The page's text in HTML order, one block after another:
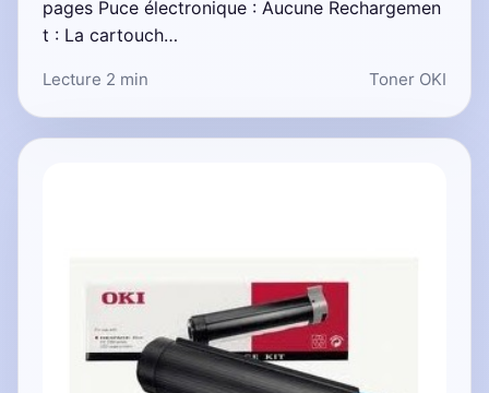
pages Puce électronique : Aucune Rechargemen
t : La cartouch…
Lecture 2 min Toner OKI